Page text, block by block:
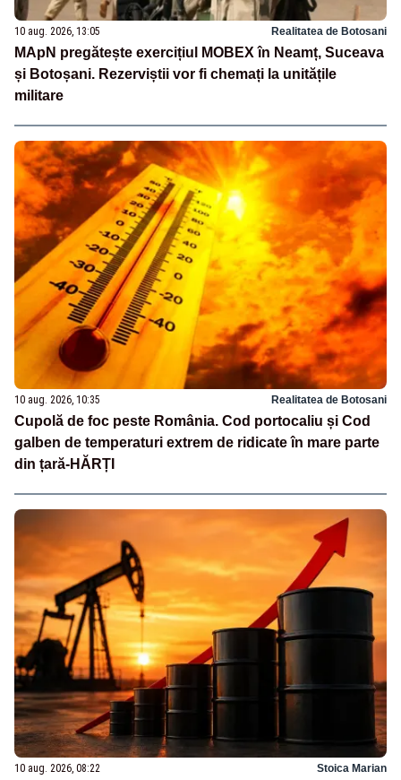
10 aug. 2026, 13:05 Realitatea de Botosani
MApN pregătește exercițiul MOBEX în Neamț, Suceava
și Botoșani. Rezerviștii vor fi chemați la unitățile
militare
10 aug. 2026, 10:35 Realitatea de Botosani
Cupolă de foc peste România. Cod portocaliu și Cod
galben de temperaturi extrem de ridicate în mare parte
din țară-HĂRȚI
10 aug. 2026, 08:22 Stoica Marian